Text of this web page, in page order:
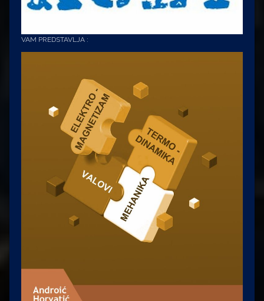
VAM PREDSTAVLJA :